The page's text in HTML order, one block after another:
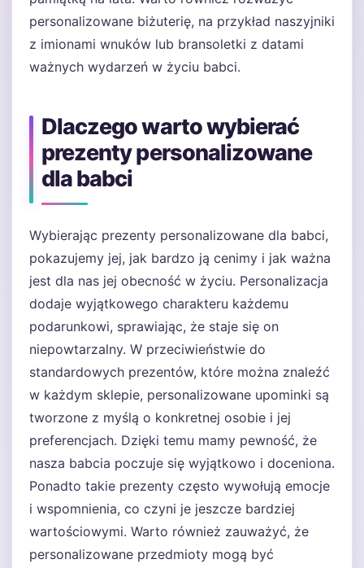
personalizowane biżuterię, na przykład naszyjniki
z imionami wnuków lub bransoletki z datami
ważnych wydarzeń w życiu babci.
Dlaczego warto wybierać
prezenty personalizowane
dla babci
Wybierając prezenty personalizowane dla babci,
pokazujemy jej, jak bardzo ją cenimy i jak ważna
jest dla nas jej obecność w życiu. Personalizacja
dodaje wyjątkowego charakteru każdemu
podarunkowi, sprawiając, że staje się on
niepowtarzalny. W przeciwieństwie do
standardowych prezentów, które można znaleźć
w każdym sklepie, personalizowane upominki są
tworzone z myślą o konkretnej osobie i jej
preferencjach. Dzięki temu mamy pewność, że
nasza babcia poczuje się wyjątkowo i doceniona.
Ponadto takie prezenty często wywołują emocje
i wspomnienia, co czyni je jeszcze bardziej
wartościowymi. Warto również zauważyć, że
personalizowane przedmioty mogą być